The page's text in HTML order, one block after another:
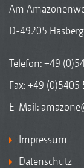
Am
D-49205
Telefon:+49
Fax: +49
E-Mail:
Impressum
Datenschutz